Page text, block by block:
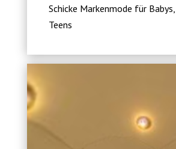
Schicke Markenmode für
Teens